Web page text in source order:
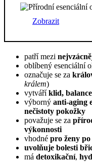
Zobrazit
patří mezi
oblíbený esenciální
označuje se za
králem)
vytváříklid, balance
výborný anti-aging
nečistoty pokožky
považuje se za
výkonnosti
vhodné pro ženy
uvolňuje bolesti
má detoxikační,